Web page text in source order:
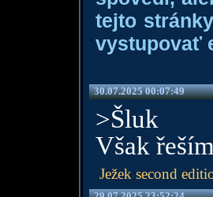
tejto
vystupovať
30.07.2025 00:07:49
>Šluk
Však
Ježek second